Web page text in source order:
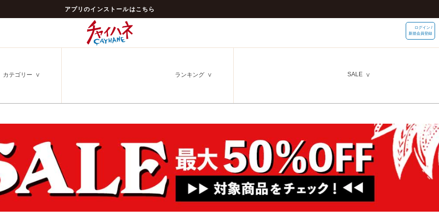
アプリのインストールはこちら
ログイン /
新規会員登録
カテゴリー ランキング SALE